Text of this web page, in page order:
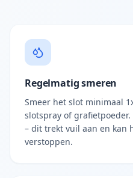
Regelmatig smeren
Smeer het slot minimaal
slotspray of
– dit trekt vuil aan en kan
verstoppen.